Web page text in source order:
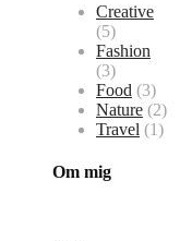
Creative
(5)
Fashion
(3)
Food (3)
Nature (2)
Travel (1)
Om mig